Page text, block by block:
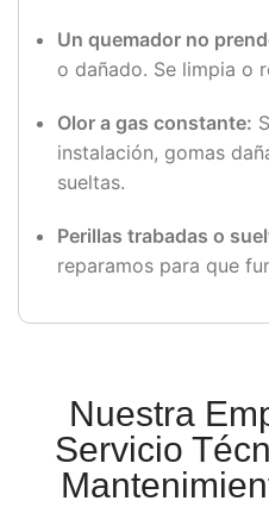
Un quemador no
o dañado. Se limpia o
Olor a gas constante:
instalación, gomas
sueltas.
Perillas trabadas o
reparamos para que
Nuestra
Servicio